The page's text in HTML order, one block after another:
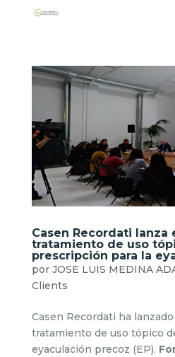
Casen Recordati lanza
tratamiento de uso
prescripción para la
por JOSE LUIS MEDINA
Clients
Casen Recordati ha
tratamiento de uso tópico
eyaculación precoz (EP).